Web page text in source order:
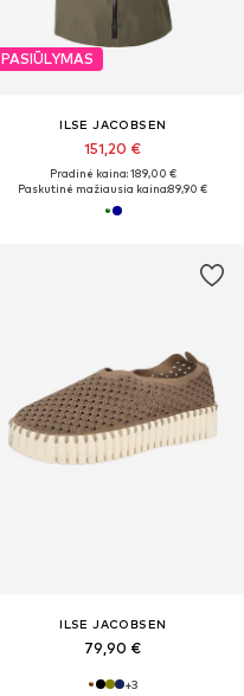
PASIŪLYMAS
ILSE JACOBSEN
151,20 €
Pradinė kaina: 189,00 €
Paskutinė mažiausia kaina:89,90 €
ILSE JACOBSEN
79,90 €
+3